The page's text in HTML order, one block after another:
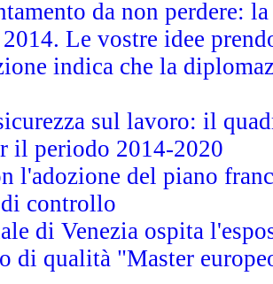
da non perdere:
Le vostre idee
indica che la
sul lavoro: il
il periodo 2014-2020
l'adozione del piano
controllo
di Venezia ospita
di qualità "Master